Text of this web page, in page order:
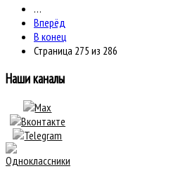
…
Вперёд
В конец
Страница 275 из 286
Наши каналы